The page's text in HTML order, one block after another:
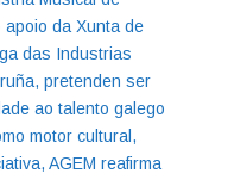
apoio da Xunta de
das Industrias
pretenden ser
ao talento galego
motor cultural,
AGEM reafirma